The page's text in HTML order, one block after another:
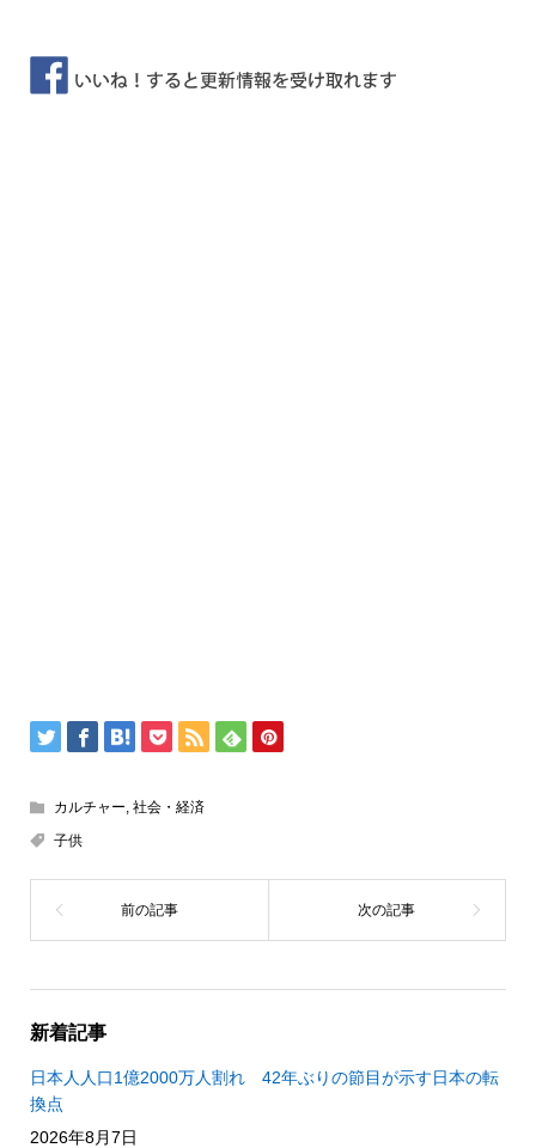
カルチャー, 社会・経済
子供
新着記事
日本人人口1億2000万人割れ 42年ぶりの節目が示す日本の転
換点
2026年8月7日